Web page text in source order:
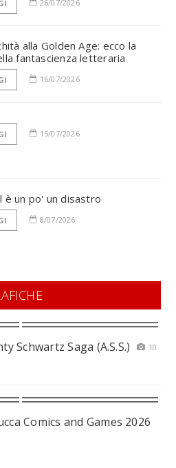
26/07/2026
alla Golden Age: ecco la
fantascienza letteraria
16/07/2026
15/07/2026
è un po' un disastro
8/07/2026
Schwartz Saga (A.S.S.)
10
Comics and Games 2026